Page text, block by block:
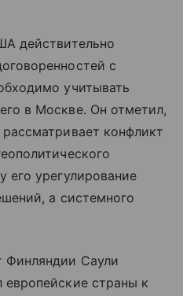
действительно
с
учитывать
в Москве. Он отметил,
конфликт
его урегулирование
а системного
Финляндии Саули
страны к